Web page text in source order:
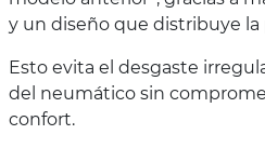
y un diseño que distribuye
Esto evita el desgaste
del neumático sin
confort.